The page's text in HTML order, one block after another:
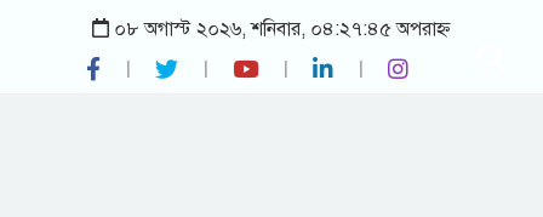
০৮ অগাস্ট ২০২৬, শনিবার, ০৪:২৭:৪৫ অপরাহ্ন